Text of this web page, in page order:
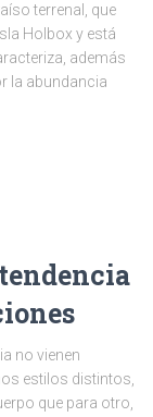
terrenal, que
Holbox y está
además
la abundancia
no vienen
estilos distintos,
que para otro,